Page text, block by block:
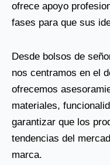
ofrece apoyo
fases para que sus
Desde bolsos de
nos centramos en el
ofrecemos
materiales,
garantizar que los
tendencias del
marca.